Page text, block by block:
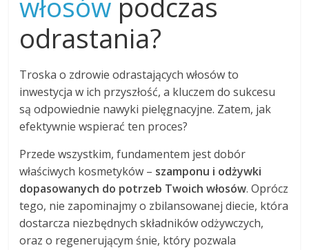
odrastania?
Troska o zdrowie odrastających włosów to
inwestycja w ich przyszłość, a kluczem do sukcesu
są odpowiednie nawyki pielęgnacyjne. Zatem, jak
efektywnie wspierać ten proces?
Przede wszystkim, fundamentem jest dobór
właściwych kosmetyków – szamponu i odżywki
dopasowanych do potrzeb Twoich włosów. Oprócz
tego, nie zapominajmy o zbilansowanej diecie, która
dostarcza niezbędnych składników odżywczych,
oraz o regenerującym śnie, który pozwala